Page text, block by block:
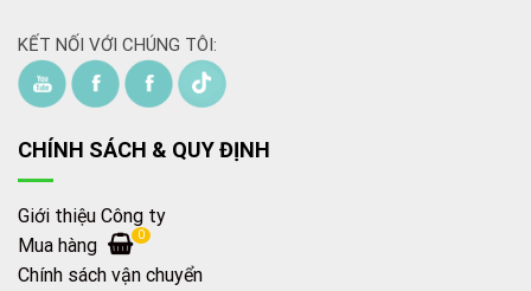
KẾT NỐI VỚI CHÚNG TÔI:
CHÍNH SÁCH & QUY ĐỊNH
Giới thiệu Công ty
Mua hàng
0
Chính sách vận chuyển